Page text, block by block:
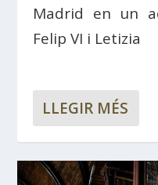
Madrid en un
Felip VI i Letizia
LLEGIR MÉS